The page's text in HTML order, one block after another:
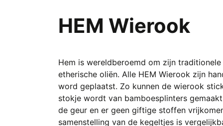
optie
worden
op
de
productpagina
HEM Wierook
Hem is wereldberoemd om zijn
etherische oliën. Alle HEM Wierook zijn
word geplaatst. Zo kunnen de wierook
stokje wordt van bamboesplinters
de geur en er geen giftige stoffen
samenstelling van de kegeltjes is